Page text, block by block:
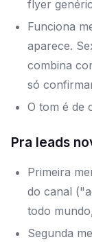
flyer
Funciona
aparece.
combina
só
O tom é de
Pra leads
Primeira
do canal
todo
Segunda